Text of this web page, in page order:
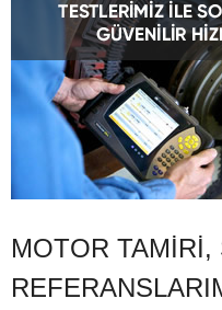
MOTOR